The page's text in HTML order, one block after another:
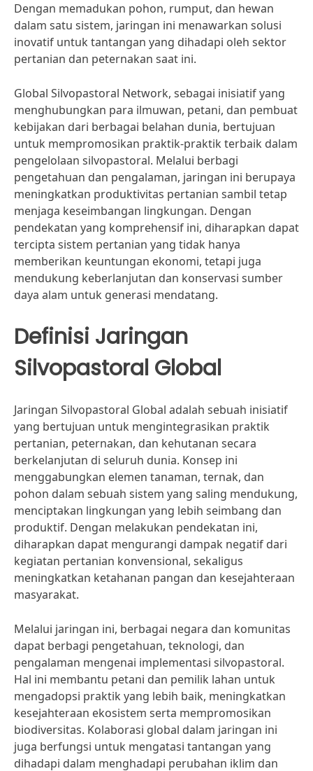
Dengan memadukan pohon, rumput, dan hewan
dalam satu sistem, jaringan ini menawarkan solusi
inovatif untuk tantangan yang dihadapi oleh sektor
pertanian dan peternakan saat ini.
Global Silvopastoral Network, sebagai inisiatif yang
menghubungkan para ilmuwan, petani, dan pembuat
kebijakan dari berbagai belahan dunia, bertujuan
untuk mempromosikan praktik-praktik terbaik dalam
pengelolaan silvopastoral. Melalui berbagi
pengetahuan dan pengalaman, jaringan ini berupaya
meningkatkan produktivitas pertanian sambil tetap
menjaga keseimbangan lingkungan. Dengan
pendekatan yang komprehensif ini, diharapkan dapat
tercipta sistem pertanian yang tidak hanya
memberikan keuntungan ekonomi, tetapi juga
mendukung keberlanjutan dan konservasi sumber
daya alam untuk generasi mendatang.
Definisi Jaringan
Silvopastoral Global
Jaringan Silvopastoral Global adalah sebuah inisiatif
yang bertujuan untuk mengintegrasikan praktik
pertanian, peternakan, dan kehutanan secara
berkelanjutan di seluruh dunia. Konsep ini
menggabungkan elemen tanaman, ternak, dan
pohon dalam sebuah sistem yang saling mendukung,
menciptakan lingkungan yang lebih seimbang dan
produktif. Dengan melakukan pendekatan ini,
diharapkan dapat mengurangi dampak negatif dari
kegiatan pertanian konvensional, sekaligus
meningkatkan ketahanan pangan dan kesejahteraan
masyarakat.
Melalui jaringan ini, berbagai negara dan komunitas
dapat berbagi pengetahuan, teknologi, dan
pengalaman mengenai implementasi silvopastoral.
Hal ini membantu petani dan pemilik lahan untuk
mengadopsi praktik yang lebih baik, meningkatkan
kesejahteraan ekosistem serta mempromosikan
biodiversitas. Kolaborasi global dalam jaringan ini
juga berfungsi untuk mengatasi tantangan yang
dihadapi dalam menghadapi perubahan iklim dan